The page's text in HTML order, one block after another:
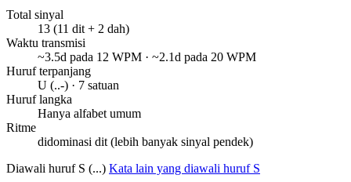
Total sinyal
13 (11 dit + 2 dah)
Waktu transmisi
~3.5d pada 12 WPM · ~2.1d pada 20 WPM
Huruf terpanjang
U (..-) · 7 satuan
Huruf langka
Hanya alfabet umum
Ritme
didominasi dit (lebih banyak sinyal pendek)
Diawali huruf S (...) Kata lain yang diawali huruf S